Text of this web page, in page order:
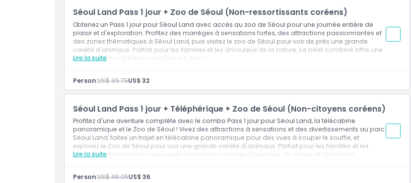
Séoul Land Pass 1 jour + Zoo de Séoul (Non-ressortissants coréens)
Obtenez un Pass 1 jour pour Séoul Land avec accès au zoo de Séoul pour une journée entière de
plaisir et d'exploration. Profitez des manèges à sensations fortes, des attractions passionnantes et
des zones thématiques à Séoul Land, puis visitez le zoo de Séoul pour voir de près une grande
variété d'animaux. Parfait pour les familles et les amoureux de la nature, ce billet combiné offre une
expérience inoubliable pour tous les âges !
Lire la suite
Person:US$ 39.75US$ 32
Séoul Land Pass 1 jour + Téléphérique + Zoo de Séoul (Non-citoyens coréens)
Profitez d'une aventure complète avec le combo Pass 1 jour pour Séoul Land, la télécabine
panoramique et le Zoo de Séoul ! Vivez des attractions à sensations et des divertissements au parc
Séoul Land, faites un trajet en télécabine panoramique pour des vues à couper le souffle, et
explorez le Zoo de Séoul pour voir une grande variété d'animaux. Parfait pour les familles et les
amis, ce forfait promet une journée inoubliable remplie d'aventure, de nature et de plaisir !
Lire la suite
Person:US$ 46.05US$ 36